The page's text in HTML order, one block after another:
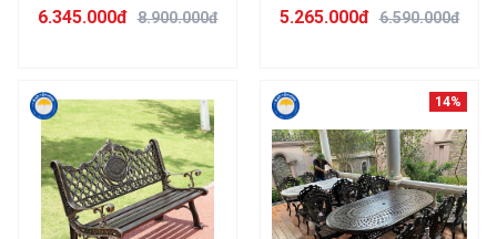
viên, khách sạn, quán
6.345.000đ 8.900.000đ
viên, khách sạn, quán
5.265.000đ 6.590.000đ
14%